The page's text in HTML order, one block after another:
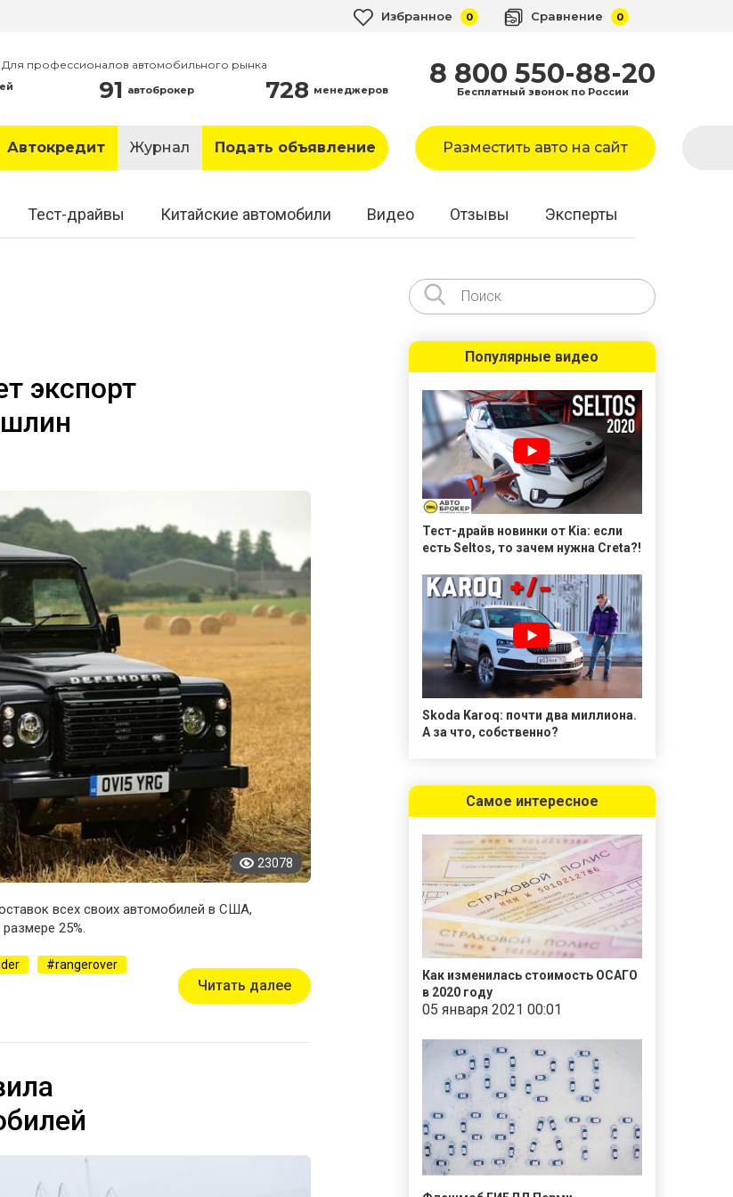
Избранное 0 Сравнение 0
Для профессионалов автомобильного рынка
91 автоброкер 728 менеджеров 8 800 550-88-20
Бесплатный звонок по России
Автокредит Журнал Подать объявление Разместить авто на сайт
Тест-драйвы Китайские автомобили Видео Отзывы Эксперты
экспорт
23078
всех своих автомобилей в США,
25%.
rangerover
Читать далее
Популярные видео
Тест-драйв новинки от Kia: если
есть Seltos, то зачем нужна Creta?!
Skoda Karoq: почти два миллиона.
А за что, собственно?
Самое интересное
Как изменилась стоимость ОСАГО
в 2020 году
05 января 2021 00:01